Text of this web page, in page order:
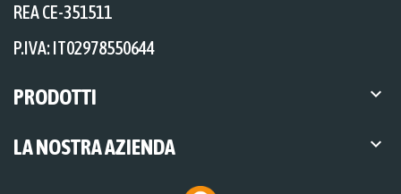
REA CE-351511
P.IVA: IT02978550644
PRODOTTI 
LA NOSTRA AZIENDA 